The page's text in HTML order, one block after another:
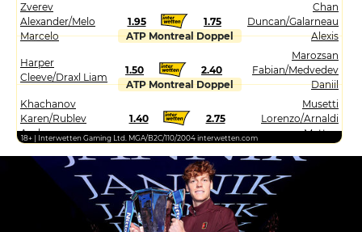
Zverev
Alexander/Melo
Marcelo
1.95 1.75
Chan
Duncan/Galarneau
Alexis
ATP Montreal Doppel
Harper
Cleeve/Draxl Liam
1.50 2.40
Marozsan
Fabian/Medvedev
Daniil
ATP Montreal Doppel
Khachanov
Karen/Rublev
Andrey
1.40 2.75
Musetti
Lorenzo/Arnaldi
Matteo
18+ | Interwetten Gaming Ltd. MGA/B2C/110/2004 interwetten.com